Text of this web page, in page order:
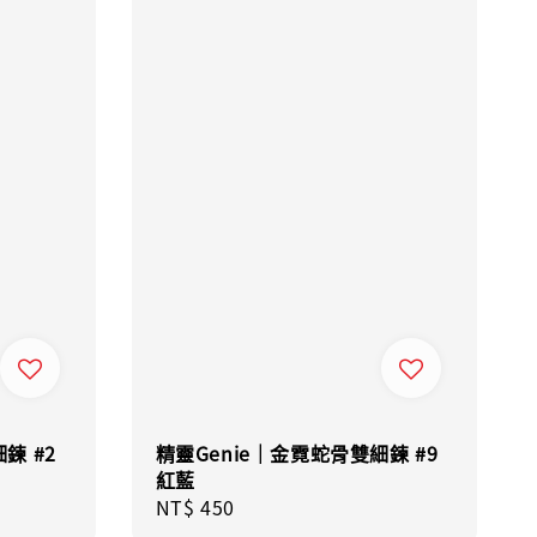
鍊 #2
精靈Genie｜金霓蛇骨雙細鍊 #9
紅藍
Regular
NT$ 450